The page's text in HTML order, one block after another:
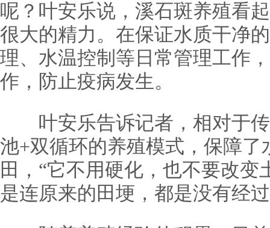
呢？叶安乐说，溪石斑养殖看
很大的精力。在保证水质干净
理、水温控制等日常管理工作
作，防止疫病发生。
叶安乐告诉记者，相对于传
池+双循环的养殖模式，保障
田，“它不用硬化，也不要改
是连原来的田埂，都是没有经